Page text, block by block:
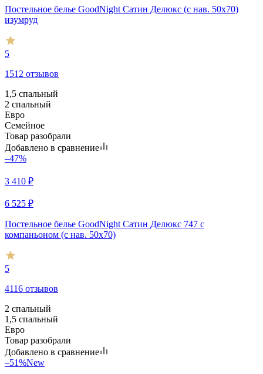
Постельное белье GoodNight Сатин Делюкс (с нав. 50х70)
изумруд
5
1512 отзывов
1,5 спальный
2 спальный
Евро
Семейное
Товар разобрали
Добавлено в сравнение
–47%
3 410 ₽
6 525 ₽
Постельное белье GoodNight Сатин Делюкс 747 с
компаньоном (с нав. 50х70)
5
4116 отзывов
2 спальный
1,5 спальный
Евро
Товар разобрали
Добавлено в сравнение
–51%New